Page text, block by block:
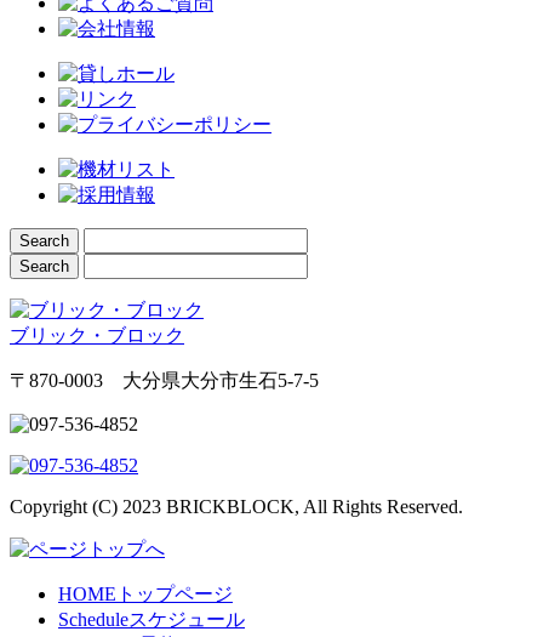
ブリック・ブロック
〒870-0003 大分県大分市生石5-7-5
Copyright (C) 2023 BRICKBLOCK, All Rights Reserved.
HOME トップページ
Scheduleスケジュール